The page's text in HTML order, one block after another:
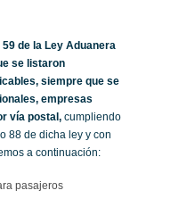
de la Ley Aduanera
se listaron
siempre que se
empresas
vía postal, cumpliendo
88 de dicha ley y con
a continuación:
pasajeros